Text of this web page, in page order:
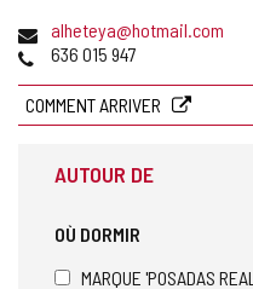
Adresse
de
électronique
alheteya@hotmail.com
Téléphones
636 015 947
COMMENT ARRIVER
AUTOUR DE
OÙ DORMIR
MARQUE 'POSADAS